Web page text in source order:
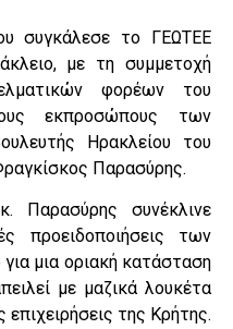
συγκάλεσε το ΓΕΩΤΕΕ
με τη συμμετοχή
φορέων του
εκπροσώπους των
Ηρακλείου του
Παρασύρης.
Παρασύρης συνέκλινε
προειδοποιήσεις των
μια οριακή κατάσταση
με μαζικά λουκέτα
επιχειρήσεις της Κρήτης.